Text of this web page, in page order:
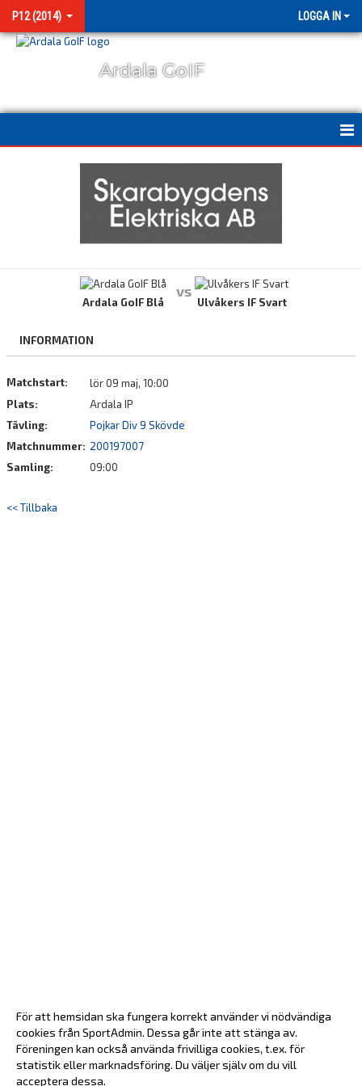
P12 (2014) LOGGA IN
Ardala GoIF
KONTAKT
Ardala GoIF Blå
vs
Ulvåkers IF Svart
INFORMATION
Matchstart:
lör 09 maj, 10:00
Plats:
Ardala IP
Tävling:
Pojkar Div 9 Skövde
Matchnummer: 200197007
Samling:
09:00
<< Tillbaka
För att hemsidan ska fungera korrekt använder vi nödvändiga
cookies från SportAdmin. Dessa går inte att stänga av.
Föreningen kan också använda frivilliga cookies, t.ex. för
statistik eller marknadsföring. Du väljer själv om du vill
acceptera dessa.